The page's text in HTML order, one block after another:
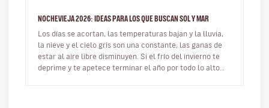
NOCHEVIEJA 2026: IDEAS PARA LOS QUE BUSCAN SOL Y MAR
Los días se acortan, las temperaturas bajan y la lluvia,
la nieve y el cielo gris son una constante; las ganas de
estar al aire libre disminuyen. Si el frío del invierno te
deprime y te apetece terminar el año por todo lo alto